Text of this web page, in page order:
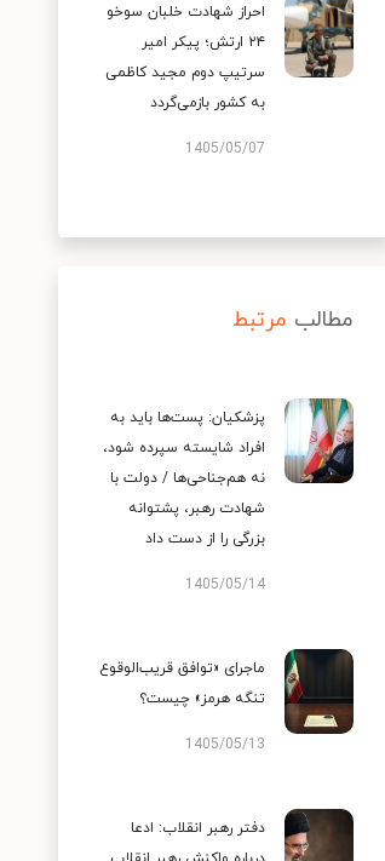
احراز شهادت خلبان سوخو
۲۴ ارتش؛ پیکر امیر
سرتیپ دوم مجید کاظمی
به کشور بازمی‌گردد
1405/05/07
مطالب مرتبط
پزشکیان: پست‌ها باید به
افراد شایسته سپرده شود،
نه هم‌جناحی‌ها / دولت با
شهادت رهبر، پشتوانه
بزرگی را از دست داد
1405/05/14
ماجرای «توافق قریب‌الوقوع
تنگه هرمز» چیست؟
1405/05/13
دفتر رهبر انقلاب: ادعا